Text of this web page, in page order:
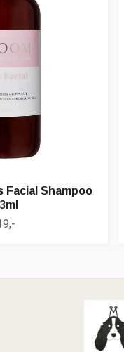
Facial Shampoo